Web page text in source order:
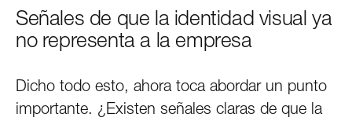
Señales de que la identidad visual ya
no representa a la empresa
Dicho todo esto, ahora toca abordar un punto
importante. ¿Existen señales claras de que la